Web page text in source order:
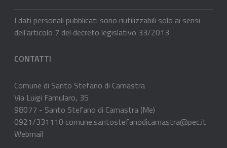
I dati personali pubblicati sono riutilizzabili solo ai sensi
dell’articolo 7 del decreto legislativo 33/2013
CONTATTI
Comune di Santo Stefano di Camastra
Via Luigi Famularo, 35
98077 - Santo Stefano di Camastra (Me)
0921/331110 comune.santostefanodicamastra@pec.it
Webmail